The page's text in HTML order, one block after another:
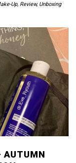
Up, Review, Unboxing
AUTUMN